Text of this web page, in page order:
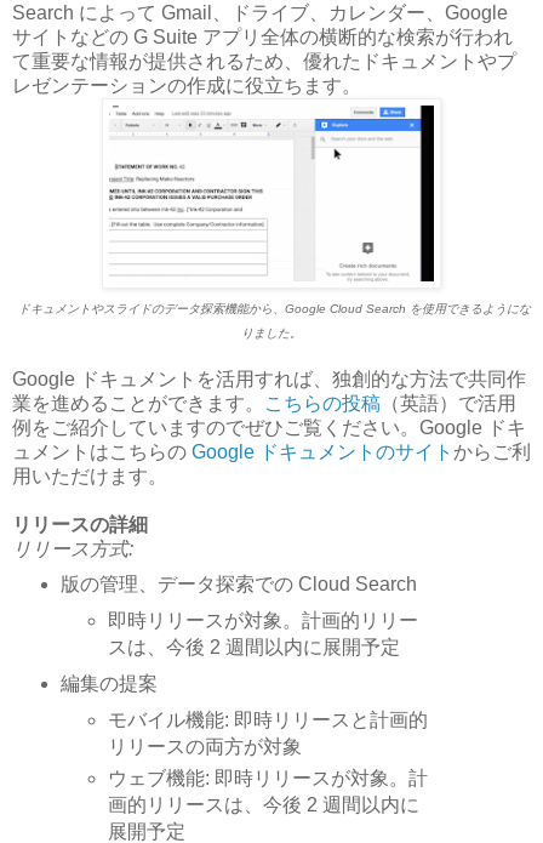
Search によって Gmail、ドライブ、カレンダー、Google
サイトなどの G Suite アプリ全体の横断的な検索が行われ
て重要な情報が提供されるため、優れたドキュメントやプ
レゼンテーションの作成に役立ちます。
ドキュメントやスライドのデータ探索機能から、Google Cloud Search を使用できるようにな
りました。
Google ドキュメントを活用すれば、独創的な方法で共同作
業を進めることができます。
こちらの投稿 （英語）で活用
例をご紹介していますのでぜひご覧ください。Google ドキ
ュメントはこちらの Google ドキュメントのサイト からご利
用いただけます。
リリースの詳細
リリース方式:
版の管理、データ探索での Cloud Search
即時リリースが対象。計画的リリー
スは、今後 2 週間以内に展開予定
編集の提案
モバイル機能: 即時リリースと計画的
リリースの両方が対象
ウェブ機能: 即時リリースが対象。計
画的リリースは、今後 2 週間以内に
展開予定